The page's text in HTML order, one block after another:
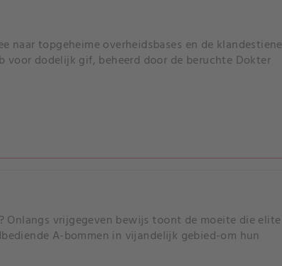
naar topgeheime overheidsbases en de klandestiene
voor dodelijk gif, beheerd door de beruchte Dokter
Onlangs vrijgegeven bewijs toont de moeite die elite
A-bommen in vijandelijk gebied-om hun